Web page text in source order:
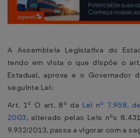
A Assembleia Legislativa do
tendo em vista o que dispõe o
Estadual, aprova e o Governador
seguinte Lei:
Art. 1º O art. 8º da Lei nº 7.958,
2003, alterado pelas Leis nºs
9.932/2013, passa a vigorar com a